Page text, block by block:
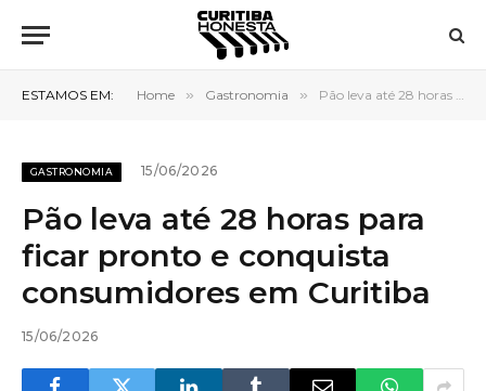
ESTAMOS EM: Home » Gastronomia » Pão leva até 28 horas para ficar pronto e conquista consumidores em Curitiba
GASTRONOMIA 15/06/2026
Pão leva até 28 horas para
ficar pronto e conquista
consumidores em Curitiba
15/06/2026